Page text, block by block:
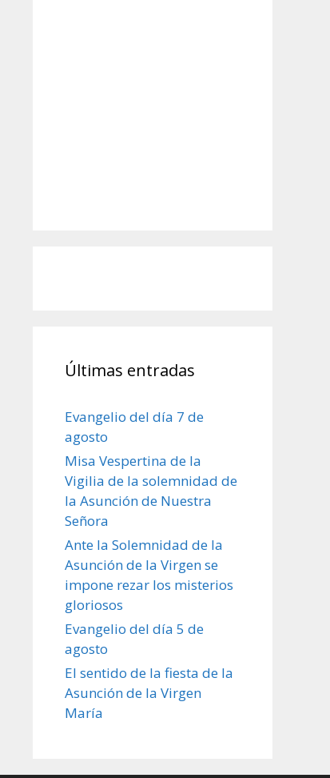
Últimas entradas
Evangelio del día 7 de
agosto
Misa Vespertina de la
Vigilia de la solemnidad de
la Asunción de Nuestra
Señora
Ante la Solemnidad de la
Asunción de la Virgen se
impone rezar los misterios
gloriosos
Evangelio del día 5 de
agosto
El sentido de la fiesta de la
Asunción de la Virgen
María